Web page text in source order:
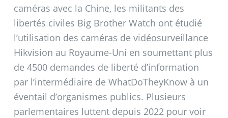
caméras avec la Chine, les militants des
libertés civiles Big Brother Watch ont étudié
l’utilisation des caméras de vidéosurveillance
Hikvision au Royaume-Uni en soumettant plus
de 4500 demandes de liberté d’information
par l’intermédiaire de WhatDoTheyKnow à un
éventail d’organismes publics. Plusieurs
parlementaires luttent depuis 2022 pour voir